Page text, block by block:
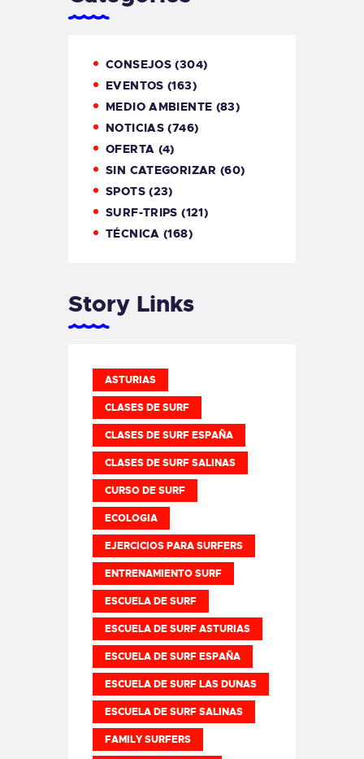
CONSEJOS (304)
EVENTOS (163)
MEDIO AMBIENTE (83)
NOTICIAS (746)
OFERTA (4)
SIN CATEGORIZAR (60)
SPOTS(23)
SURF-TRIPS (121)
TÉCNICA (168)
Story Links
ASTURIAS
CLASES DE SURF
CLASES DE SURF ESPAÑA
CLASES DE SURF SALINAS
CURSO DE SURF
ECOLOGIA
EJERCICIOS PARA SURFERS
ENTRENAMIENTO SURF
ESCUELA DE SURF
ESCUELA DE SURF ASTURIAS
ESCUELA DE SURF ESPAÑA
ESCUELA DE SURF LAS DUNAS
ESCUELA DE SURF SALINAS
FAMILY SURFERS